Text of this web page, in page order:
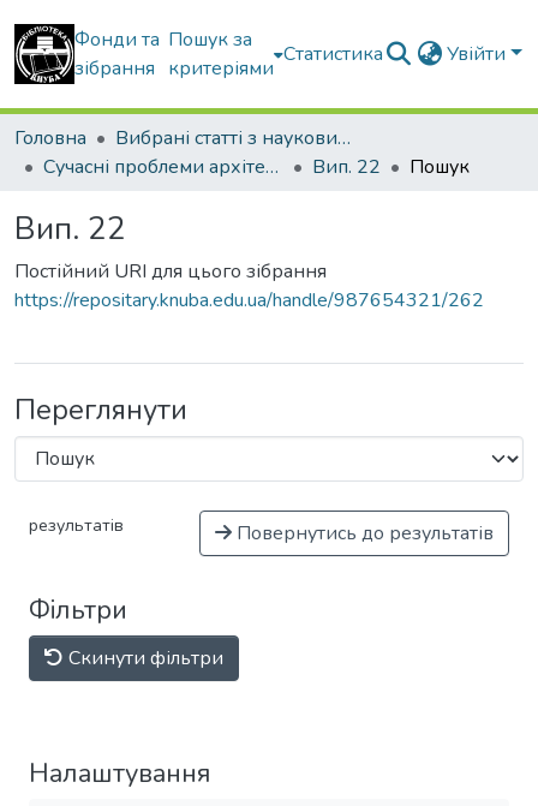
Фонди та
зібрання
Пошук за
критеріями
Статистика Увійти
Головна
Вибрані статті з наукових збірників КНУБА
Сучасні проблеми архітектури та містобудування
Вип. 22 Пошук
Вип. 22
Постійний URI для цього зібрання
https://repositary.knuba.edu.ua/handle/987654321/262
Переглянути
результатів Повернутись до результатів
Фільтри
Скинути фільтри
Налаштування